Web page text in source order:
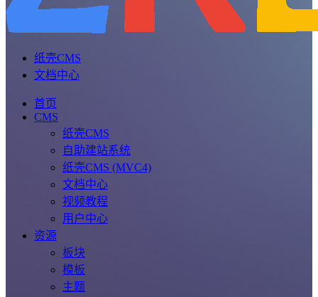
纸壳CMS
文档中心
首页
CMS
纸壳CMS
自助建站系统
纸壳CMS (MVC4)
文档中心
视频教程
用户中心
资源
板块
模板
主题